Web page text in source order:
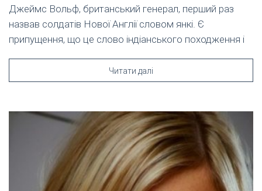
Джеймс Вольф, британський генерал, перший раз
назвав солдатів Нової Англії словом янкі. Є
припущення, що це слово індіанського походження і
Читати далі